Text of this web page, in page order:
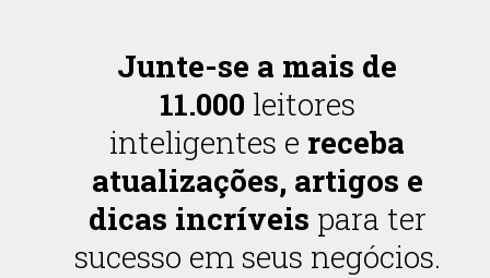
Junte-se a mais de
11.000 leitores
inteligentes e receba
atualizações, artigos e
dicas incríveis para ter
sucesso em seus negócios.